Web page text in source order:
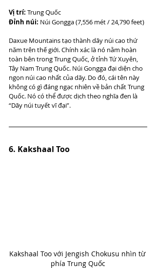
Vị trí: Trung Quốc
Đỉnh núi: Núi Gongga (7,556 mét / 24,790 feet)
Daxue Mountains tạo thành dãy núi cao thứ
năm trên thế giới. Chính xác là nó nằm hoàn
toàn bên trong Trung Quốc, ở tỉnh Tứ Xuyên,
Tây Nam Trung Quốc. Núi Gongga đại diện cho
ngọn núi cao nhất của dãy. Do đó, cái tên này
không có gì đáng ngạc nhiên về bản chất Trung
Quốc. Nó có thể được dịch theo nghĩa đen là
“Dãy núi tuyết vĩ đại”.
6. Kakshaal Too
Kakshaal Too với Jengish Chokusu nhìn từ
phía Trung Quốc